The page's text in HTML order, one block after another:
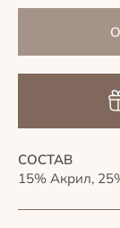
СОСТАВ
15% Акрил,